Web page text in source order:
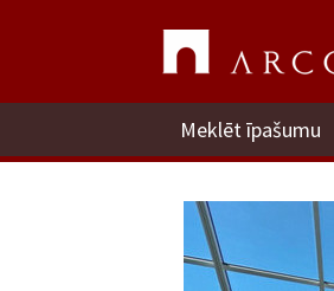
Meklēt īpašumu